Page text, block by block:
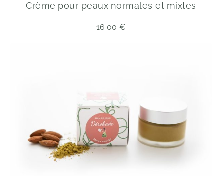
Crème pour peaux normales et mixtes
16.00 €